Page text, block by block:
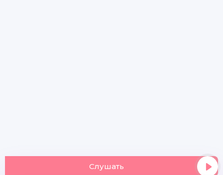
Слушать